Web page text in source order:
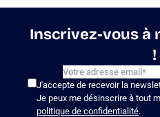
Inscrivez-vous à
!
J'accepte de recevoir la
Je peux me désinscrire à tout
politique de confidentialité.